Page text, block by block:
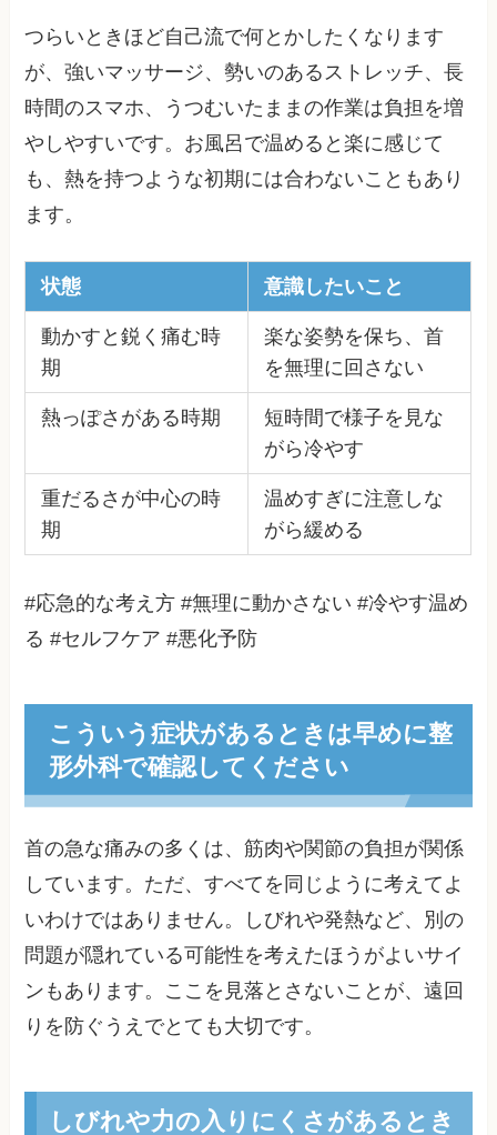
つらいときほど自己流で何とかしたくなります
が、強いマッサージ、勢いのあるストレッチ、長
時間のスマホ、うつむいたままの作業は負担を増
やしやすいです。お風呂で温めると楽に感じて
も、熱を持つような初期には合わないこともあり
ます。
状態 意識したいこと
動かすと鋭く痛む時
期
楽な姿勢を保ち、首
を無理に回さない
熱っぽさがある時期
短時間で様子を見な
がら冷やす
重だるさが中心の時
期
温めすぎに注意しな
がら緩める
#応急的な考え方 #無理に動かさない #冷やす温め
る #セルフケア #悪化予防
こういう症状があるときは早めに整
形外科で確認してください
首の急な痛みの多くは、筋肉や関節の負担が関係
しています。ただ、すべてを同じように考えてよ
いわけではありません。しびれや発熱など、別の
問題が隠れている可能性を考えたほうがよいサイ
ンもあります。ここを見落とさないことが、遠回
りを防ぐうえでとても大切です。
しびれや力の入りにくさがあるとき